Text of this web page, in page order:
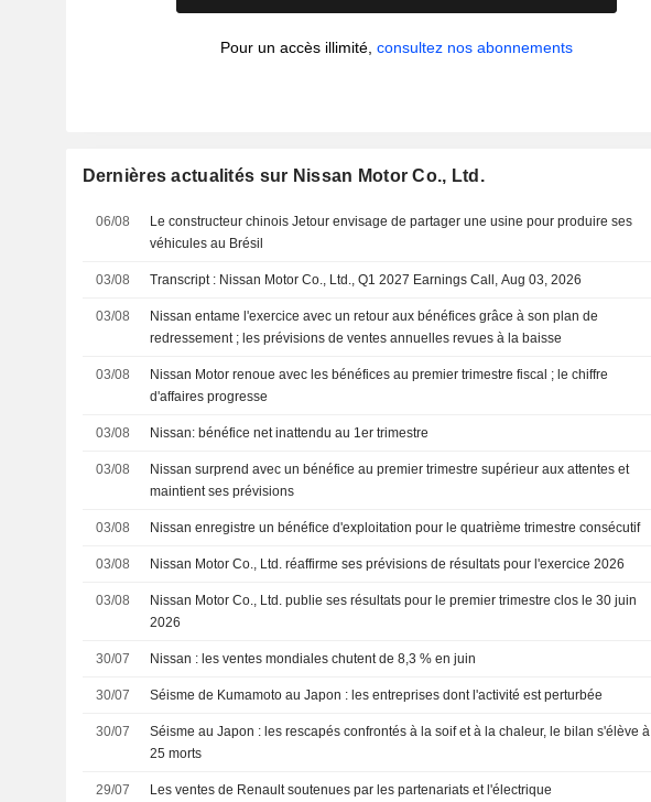
Pour un accès illimité,consultez nos abonnements
Dernières actualités sur Nissan Motor Co., Ltd.
06/08
Le constructeur chinois Jetour envisage de partager une usine pour produire ses
véhicules au Brésil
03/08 Transcript : Nissan Motor Co., Ltd., Q1 2027 Earnings Call, Aug 03, 2026
03/08
Nissan entame l'exercice avec un retour aux bénéfices grâce à son plan de
redressement ; les prévisions de ventes annuelles revues à la baisse
03/08
Nissan Motor renoue avec les bénéfices au premier trimestre fiscal ; le chiffre
d'affaires progresse
03/08 Nissan: bénéfice net inattendu au 1er trimestre
03/08
Nissan surprend avec un bénéfice au premier trimestre supérieur aux attentes et
maintient ses prévisions
03/08 Nissan enregistre un bénéfice d'exploitation pour le quatrième trimestre consécutif
03/08 Nissan Motor Co., Ltd. réaffirme ses prévisions de résultats pour l'exercice 2026
03/08
Nissan Motor Co., Ltd. publie ses résultats pour le premier trimestre clos le 30 juin
2026
30/07 Nissan : les ventes mondiales chutent de 8,3 % en juin
30/07 Séisme de Kumamoto au Japon : les entreprises dont l'activité est perturbée
30/07
Séisme au Japon : les rescapés confrontés à la soif et à la chaleur, le bilan s'élève à
25 morts
29/07 Les ventes de Renault soutenues par les partenariats et l'électrique